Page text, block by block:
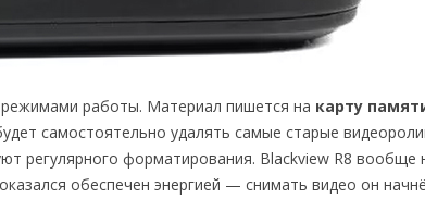
режимами работы. Материал пишется на карту
самостоятельно удалять самые старые
регулярного форматирования. Blackview R8 вообще
обеспечен энергией — снимать видео он